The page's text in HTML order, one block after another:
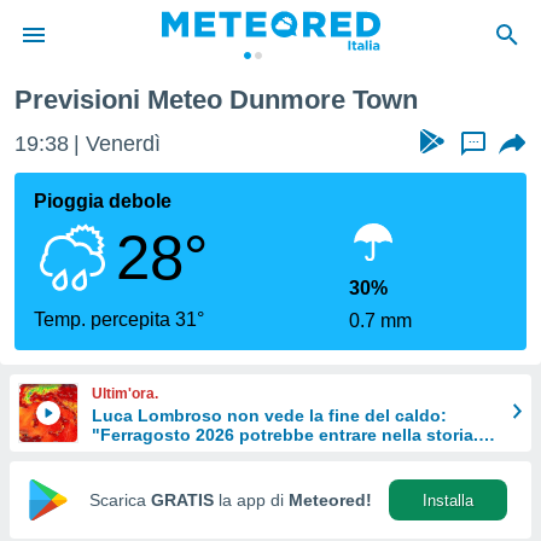
di
per
le
di
Web
Previsioni Meteo Dunmore Town
19:38 Venerdì ...
Pioggia debole
28°
Temp. percepita 31°
30%
0.7 mm
Ultim'ora.
Luca Lombroso non vede la fine del caldo:
"Ferragosto 2026 potrebbe entrare nella storia.
Scarica GRATIS la app di Meteored! Installa